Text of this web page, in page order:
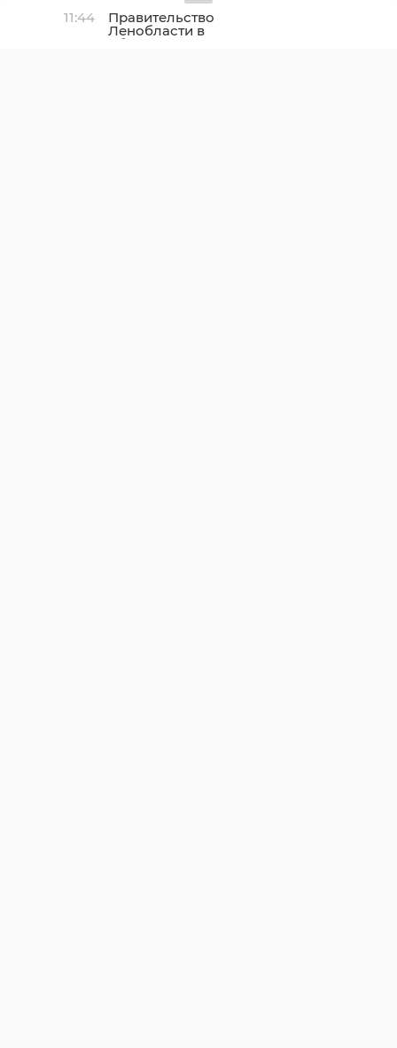
11:44 Правительство
Ленобласти в
обращении напомнило